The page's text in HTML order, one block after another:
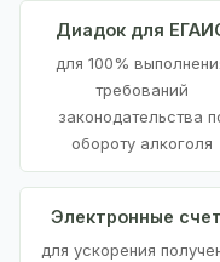
Диадок для
для 100%
требований
законодательства
обороту алкоголя
Электронные
для ускорения